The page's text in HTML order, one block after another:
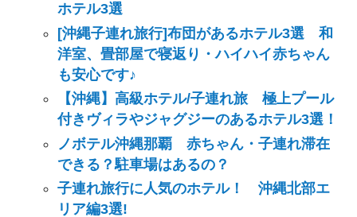
ホテル3選
[沖縄子連れ旅行]布団があるホテル3選 和
洋室、畳部屋で寝返り・ハイハイ赤ちゃん
も安心です♪
【沖縄】高級ホテル/子連れ旅 極上プール
付きヴィラやジャグジーのあるホテル3選！
ノボテル沖縄那覇 赤ちゃん・子連れ滞在
できる？駐車場はあるの？
子連れ旅行に人気のホテル！ 沖縄北部エ
リア編3選!